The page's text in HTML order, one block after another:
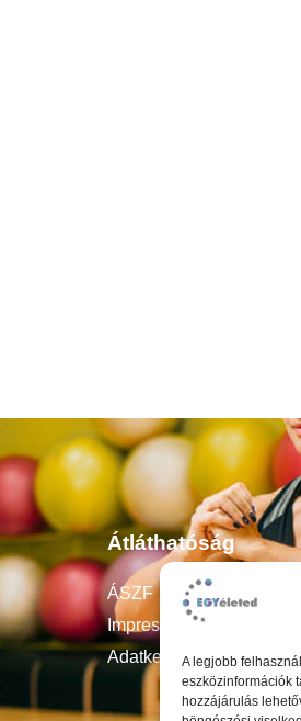
A legjobb
eszközinformációk
hozzájárulás
Átláthatóság
ÁSZF
Impresszum
Adatkezelési tájékoztató